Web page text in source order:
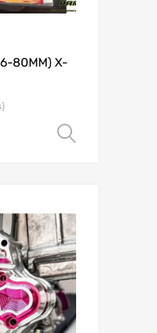
80MM) X-